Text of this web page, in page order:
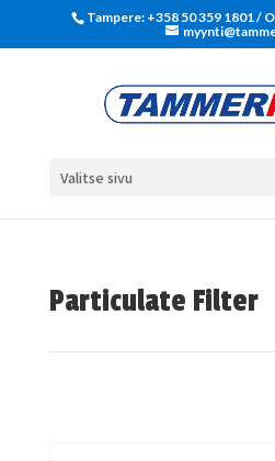
Tampere: +358 50 359 1801‬ /
Valitse sivu
Particulate Filter